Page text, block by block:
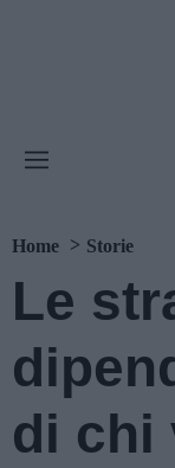
Home Storie
Le
di chi